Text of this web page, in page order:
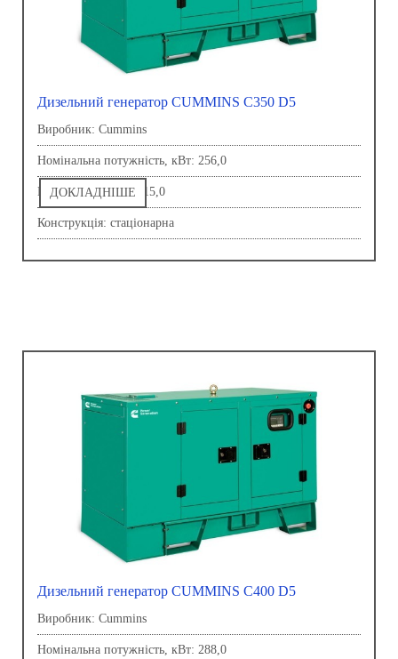
Дизельний генератор CUMMINS C350 D5
Виробник: Сummins
Номінальна потужність, кВт: 256,0
Напруга, В: 230,0-415,0
Конструкція: стаціонарна
ДОКЛАДНІШЕ
Дизельний генератор CUMMINS C400 D5
Виробник: Сummins
Номінальна потужність, кВт: 288,0